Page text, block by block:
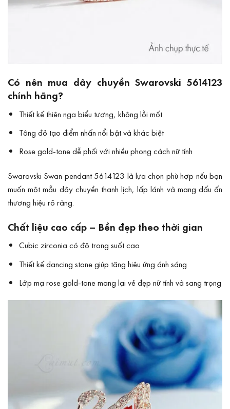
Có nên mua dây chuyền Swarovski 5614123
chính hãng?
Thiết kế thiên nga biểu tượng, không lỗi mốt
Tông đỏ tạo điểm nhấn nổi bật và khác biệt
Rose gold-tone dễ phối với nhiều phong cách nữ tính
Swarovski Swan pendant 5614123 là lựa chọn phù hợp nếu bạn
muốn một mẫu dây chuyền thanh lịch, lấp lánh và mang dấu ấn
thương hiệu rõ ràng.
Chất liệu cao cấp – Bền đẹp theo thời gian
Cubic zirconia có độ trong suốt cao
Thiết kế dancing stone giúp tăng hiệu ứng ánh sáng
Lớp mạ rose gold-tone mang lại vẻ đẹp nữ tính và sang trọng